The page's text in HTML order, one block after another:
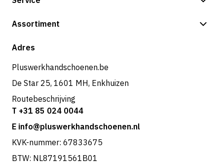
Betalingsmogelijkheden
Retouren & service
Assortiment
Shop
Adres
Pluswerkhandschoenen.be
De Star 25, 1601 MH, Enkhuizen
Routebeschrijving
T +31 85 024 0044
E info@pluswerkhandschoenen.nl
KVK-nummer: 67833675
BTW: NL87191561B01